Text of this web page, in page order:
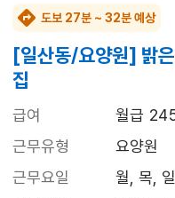
도보 27분 ~ 32분 예상
[일산동/요양원] 밝
집
급여
월급
근무유형
요양원
근무요일
월, 목,